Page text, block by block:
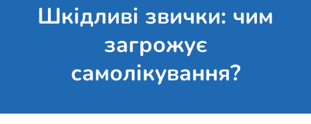
Шкідливі звички: чим
загрожує
самолікування?